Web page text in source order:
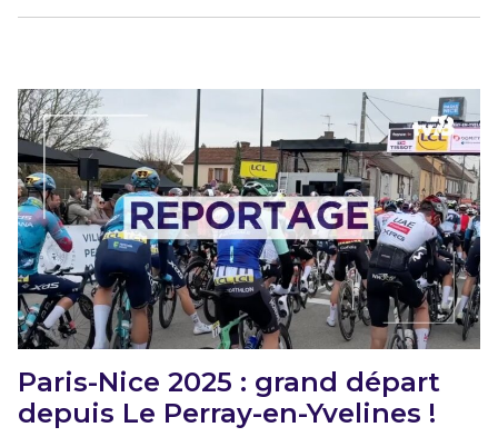
Paris-Nice 2025 : grand départ
depuis Le Perray-en-Yvelines !